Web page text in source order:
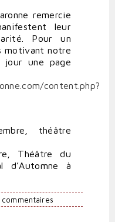
remercie
leur
Pour un
motivant notre
jour une page
content.php?
théâtre
Théâtre du
d’Automne à